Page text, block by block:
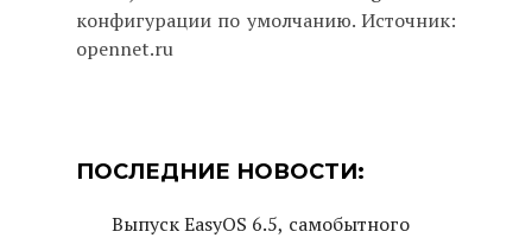
конфигурации по умолчанию. Источник:
opennet.ru
ПОСЛЕДНИЕ НОВОСТИ:
Выпуск EasyOS 6.5, самобытного